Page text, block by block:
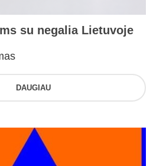
su negalia Lietuvoje
DAUGIAU